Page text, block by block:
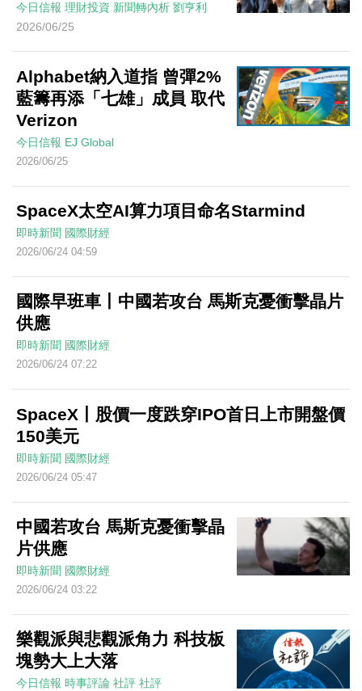
今日信報 理財投資 新聞轉內析 劉亨利
2026/06/25
Alphabet納入道指 曾彈2%
藍籌再添「七雄」成員 取代
Verizon
今日信報 EJ Global
2026/06/25
SpaceX太空AI算力項目命名Starmind
即時新聞 國際財經
2026/06/24 04:59
國際早班車丨中國若攻台 馬斯克憂衝擊晶片
供應
即時新聞 國際財經
2026/06/24 07:22
SpaceX丨股價一度跌穿IPO首日上市開盤價
150美元
即時新聞 國際財經
2026/06/24 05:47
中國若攻台 馬斯克憂衝擊晶
片供應
即時新聞 國際財經
2026/06/24 03:22
樂觀派與悲觀派角力 科技板
塊勢大上大落
今日信報 時事評論 社評 社評